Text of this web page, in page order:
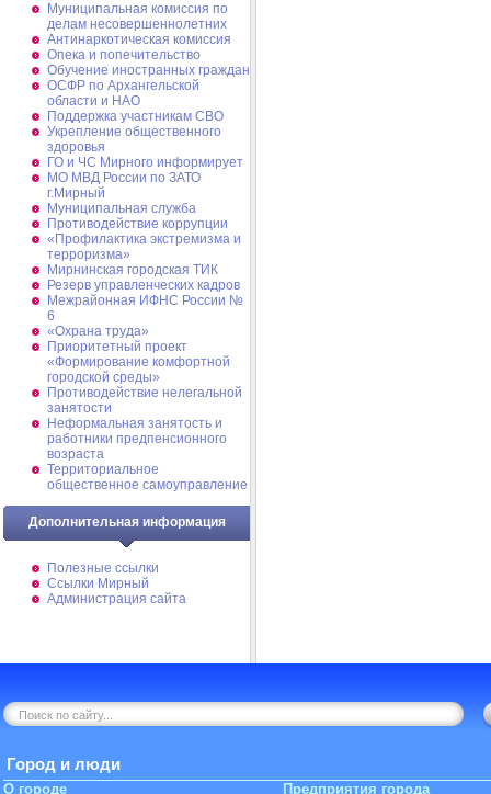
Муниципальная комиссия по
делам несовершеннолетних
Антинаркотическая комиссия
Опека и попечительство
Обучение иностранных граждан
ОСФР по Архангельской
области и НАО
Поддержка участникам СВО
Укрепление общественного
здоровья
ГО и ЧС Мирного информирует
МО МВД России по ЗАТО
г.Мирный
Муниципальная cлужба
Противодействие коррупции
«Профилактика экстремизма и
терроризма»
Мирнинская городская ТИК
Резерв управленческих кадров
Межрайонная ИФНС России №
6
«Охрана труда»
Приоритетный проект
«Формирование комфортной
городской среды»
Противодействие нелегальной
занятости
Неформальная занятость и
работники предпенсионного
возраста
Территориальное
общественное самоуправление
Дополнительная информация
Полезные ссылки
Ссылки Мирный
Администрация сайта
Город и люди
О городе Предприятия города